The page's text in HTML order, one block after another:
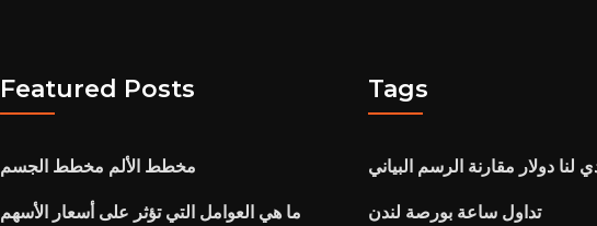
Featured Posts
مخطط الألم مخطط الجسم
ما هي العوامل التي تؤثر على أسعار الأسهم
Tags
لنا دولار مقارنة الرسم البياني
تداول ساعة بورصة لندن